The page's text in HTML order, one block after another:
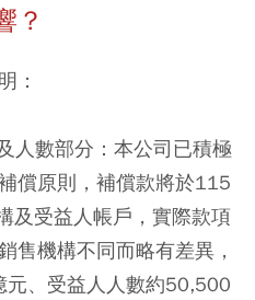
？
：
人數部分：本公司已積極
償原則，補償款將於115
及受益人帳戶，實際款項
售機構不同而略有差異，
、受益人人數約50,500